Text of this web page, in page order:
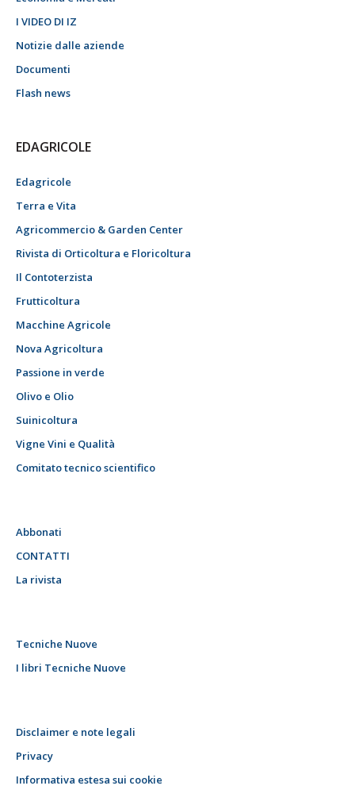
I VIDEO DI IZ
Notizie dalle aziende
Documenti
Flash news
EDAGRICOLE
Edagricole
Terra e Vita
Agricommercio & Garden Center
Rivista di Orticoltura e Floricoltura
Il Contoterzista
Frutticoltura
Macchine Agricole
Nova Agricoltura
Passione in verde
Olivo e Olio
Suinicoltura
Vigne Vini e Qualità
Comitato tecnico scientifico
Abbonati
CONTATTI
La rivista
Tecniche Nuove
I libri Tecniche Nuove
Disclaimer e note legali
Privacy
Informativa estesa sui cookie